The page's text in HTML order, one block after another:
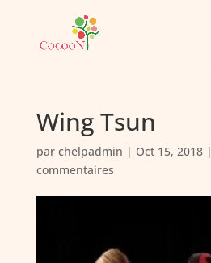
Wing Tsun
par chelpadmin | Oct 15, 2018|
commentaires